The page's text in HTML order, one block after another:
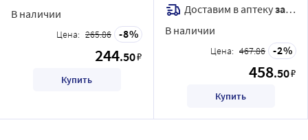
В наличии
Цена: 265.86 8
244.50₽
Купить
Доставим в аптекузавтра
В наличии
Цена: 467.86 2
458.50₽
Купить